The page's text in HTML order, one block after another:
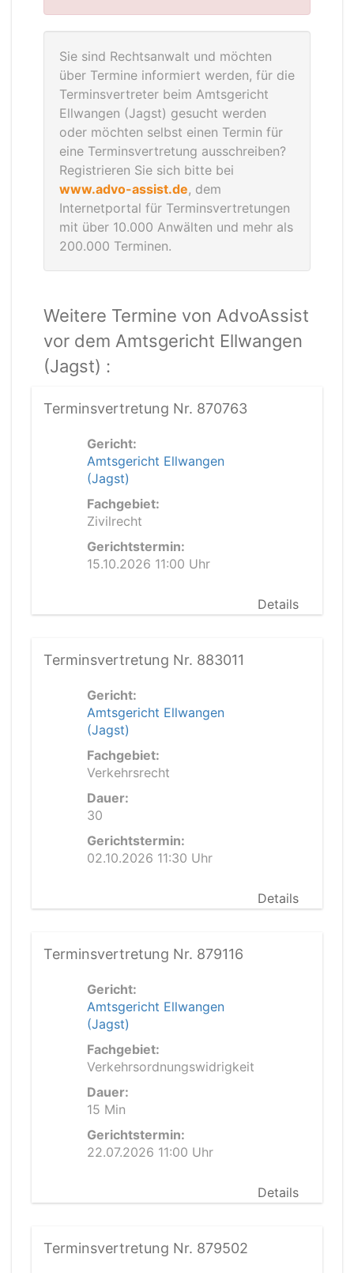
Sie sind Rechtsanwalt und möchten
über Termine informiert werden, für die
Terminsvertreter beim Amtsgericht
Ellwangen (Jagst) gesucht werden
oder möchten selbst einen Termin für
eine Terminsvertretung ausschreiben?
Registrieren Sie sich bitte bei
www.advo-assist.de, dem
Internetportal für Terminsvertretungen
mit über 10.000 Anwälten und mehr als
200.000 Terminen.
Weitere Termine von AdvoAssist
vor dem Amtsgericht Ellwangen
(Jagst) :
Terminsvertretung Nr. 870763
Gericht:
Amtsgericht Ellwangen
(Jagst)
Fachgebiet:
Zivilrecht
Gerichtstermin:
15.10.2026 11:00 Uhr
Details
Terminsvertretung Nr. 883011
Gericht:
Amtsgericht Ellwangen
(Jagst)
Fachgebiet:
Verkehrsrecht
Dauer:
30
Gerichtstermin:
02.10.2026 11:30 Uhr
Details
Terminsvertretung Nr. 879116
Gericht:
Amtsgericht Ellwangen
(Jagst)
Fachgebiet:
Verkehrsordnungswidrigkeit
Dauer:
15 Min
Gerichtstermin:
22.07.2026 11:00 Uhr
Details
Terminsvertretung Nr. 879502